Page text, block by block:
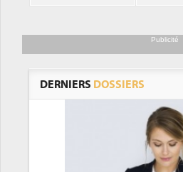
Publicité
DERNIERS DOSSIERS